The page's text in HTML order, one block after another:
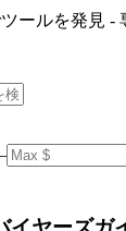
ールを発見 -